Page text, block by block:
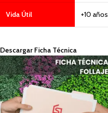
Vida Útil +10 años
Descargar Ficha Técnica